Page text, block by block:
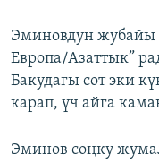
Эминовдун жубайы
Европа/Азаттык”
Бакудагы сот эки
карап, үч айга
Эминов соңку